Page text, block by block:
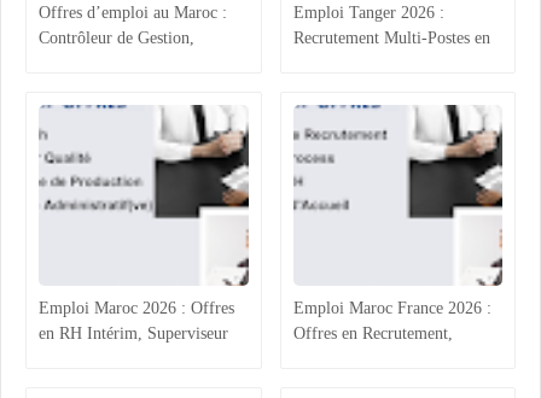
Offres d’emploi au Maroc :
Contrôleur de Gestion,
Emploi Tanger 2026 :
Recrutement Multi-Postes en
Emploi Maroc 2026 : Offres
en RH Intérim, Superviseur
Emploi Maroc France 2026 :
Offres en Recrutement,